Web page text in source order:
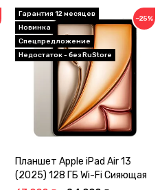
Гарантия 12 месяцев
Новинка
Спецпредложение
Недостаток - без RuStore
−25%
Планшет Apple iPad Air 13
(2025) 128 ГБ Wi-Fi Сияющая